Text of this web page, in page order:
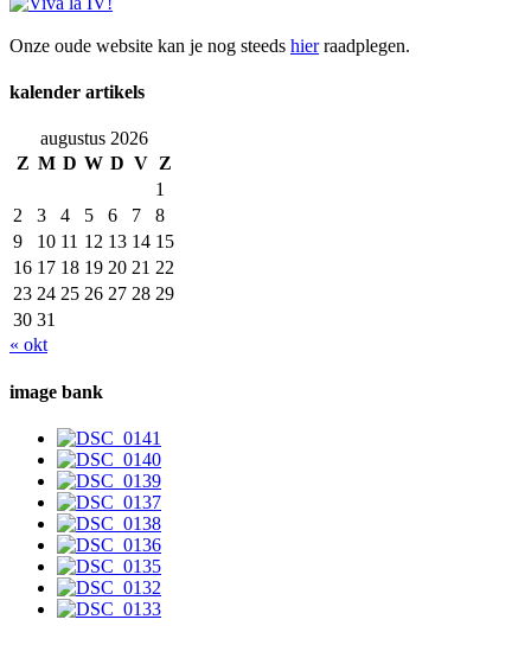
Onze oude website kan je nog steeds hierraadplegen.
kalender artikels
augustus 2026
Z M D W D V Z
1
2
3 4 5 6 7
8
9
10 11 12 13 14 15
16 17 18 19 20 21 22
23 24 25 26 27 28 29
30 31
« okt
image bank